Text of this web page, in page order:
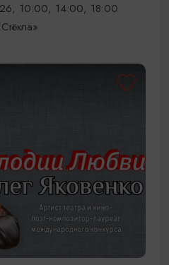
10:00, 14:00, 18:00